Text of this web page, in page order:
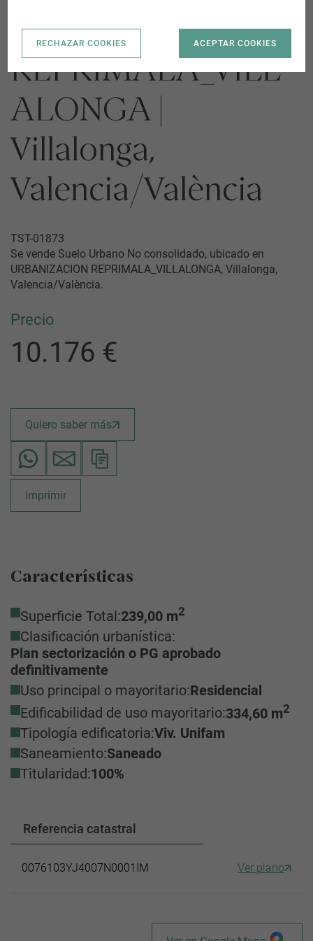
URBANIZACION
REPRIMALA_VILL
ALONGA |
Villalonga,
Valencia/València
TST-01873
Se vende Suelo Urbano No consolidado, ubicado en
URBANIZACION REPRIMALA_VILLALONGA, Villalonga,
Valencia/València.
Precio
10.176 €
Quiero saber más
Imprimir
Características
Superficie Total:239,00 m2
Clasificación urbanística:
Plan sectorización o PG aprobado
definitivamente
Uso principal o mayoritario:Residencial
Edificabilidad de uso mayoritario:334,60 m2
Tipología edificatoria:Viv. Unifam
Saneamiento:Saneado
Titularidad:100%
Referencia catastral
0076103YJ4007N0001IM Ver plano
RECHAZAR COOKIES ACEPTAR COOKIES